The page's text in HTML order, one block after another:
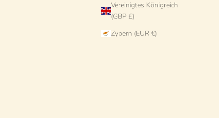
Vereinigtes Königreich
(GBP £)
Zypern (EUR €)
"Pop Avorio" Buttermesser
Angebot
€16 EUR